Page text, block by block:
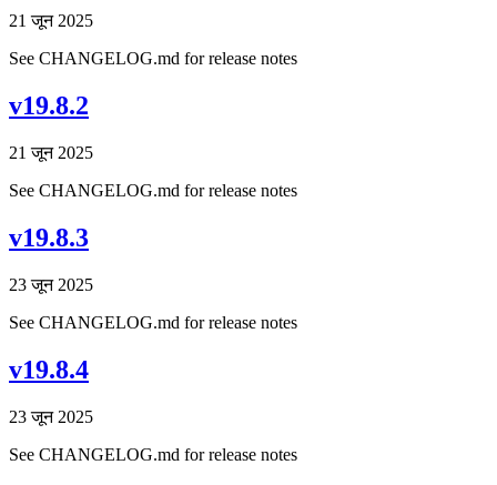
21 जून 2025
See CHANGELOG.md for release notes
v19.8.2
21 जून 2025
See CHANGELOG.md for release notes
v19.8.3
23 जून 2025
See CHANGELOG.md for release notes
v19.8.4
23 जून 2025
See CHANGELOG.md for release notes